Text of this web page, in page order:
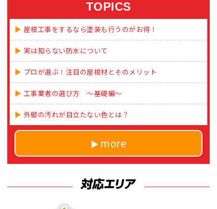
TOPICS
屋根工事をするなら塗装も行うのがお得！
実は知らない防水について
プロが選ぶ！注目の屋根材とそのメリット
工事業者の選び方 ～基礎編～
外壁の汚れが目立たない色とは？
more